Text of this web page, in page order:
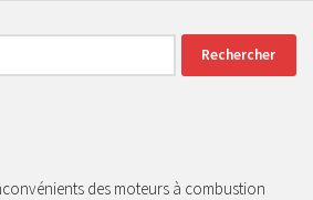
des moteurs à combustion